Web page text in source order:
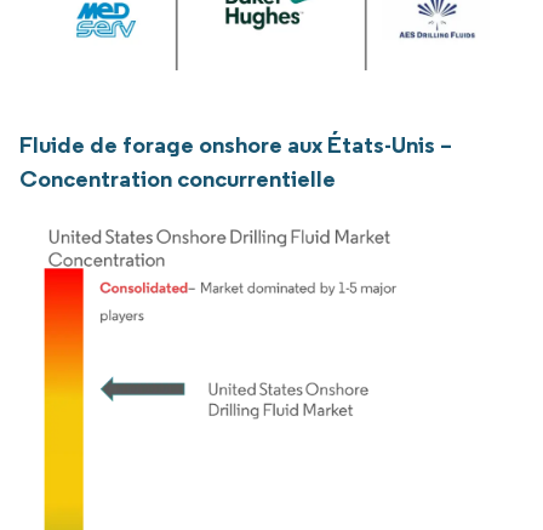
Fluide de forage onshore aux États-Unis –
Concentration concurrentielle